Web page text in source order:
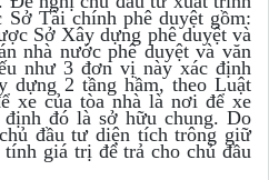
Tài chính phê duyệt gồm:
Sở Xây dựng phê duyệt và
nhà nước phê duyệt và văn
như 3 đơn vị này xác định
dựng 2 tầng hầm, theo Luật
xe của tòa nhà là nơi để xe
đó là sở hữu chung. Do
đầu tư diện tích trông giữ
giá trị để trả cho chủ đầu